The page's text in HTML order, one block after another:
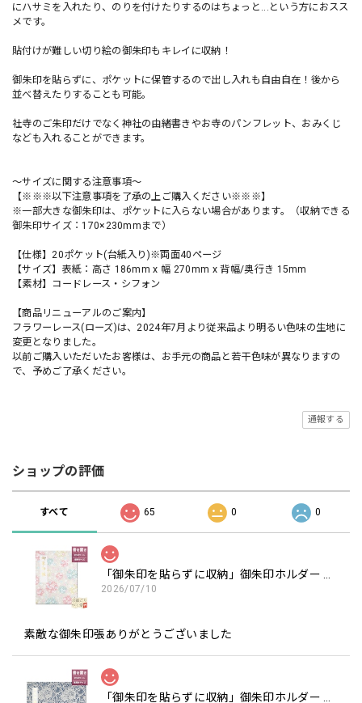
にハサミを入れたり、のりを付けたりするのはちょっと...という方におスス
メです。
貼付けが難しい切り絵の御朱印もキレイに収納！
御朱印を貼らずに、ポケットに保管するので出し入れも自由自在！後から
並べ替えたりすることも可能。
社寺のご朱印だけでなく神社の由緒書きやお寺のパンフレット、おみくじ
なども入れることができます。
〜サイズに関する注意事項〜
【※※※以下注意事項を了承の上ご購入ください※※※】
※一部大きな御朱印は、ポケットに入らない場合があります。（収納できる
御朱印サイズ：170×230mmまで）
【仕様】20ポケット(台紙入り)※両面40ページ
【サイズ】表紙：高さ 186mm x 幅 270mm x 背幅/奥行き 15mm
【素材】コードレース・シフォン
【商品リニューアルのご案内】
フラワーレース(ローズ)は、2024年7月より従来品より明るい色味の生地に
変更となりました。
以前ご購入いただいたお客様は、お手元の商品と若干色味が異なりますの
で、予めご了承ください。
通報する
ショップの評価
すべて 65 0 0
「御朱印を貼らずに収納」御朱印ホルダー 書き置き用 ポケット 標準サイズ 淡色丸模様に桜(クリーム)
2026/07/10
素敵な御朱印張ありがとうございました
「御朱印を貼らずに収納」御朱印ホルダー 書き置き用 ポケット 見開きサイズ フラワーレース(紺)